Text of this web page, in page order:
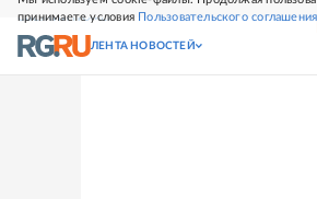
принимаете условия Пользовательского соглашения
СВЕЖИЙ НОМЕР
ЛЕНТА НОВОСТЕЙ